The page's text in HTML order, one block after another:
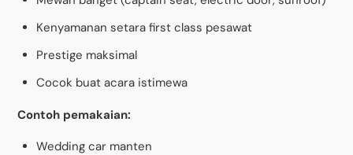
Kenyamanan setara first class pesawat
Prestige maksimal
Cocok buat acara istimewa
Contoh pemakaian:
Wedding car manten